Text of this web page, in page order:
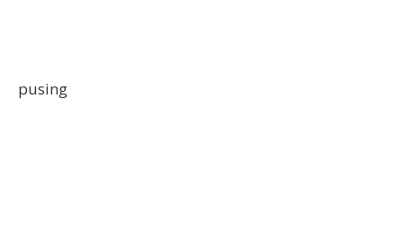
pusing